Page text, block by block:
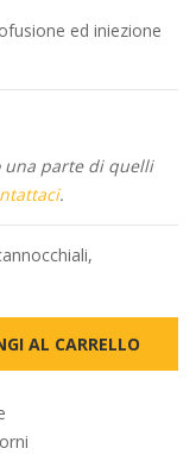
ed iniezione
una parte di quelli
.
,
AL CARRELLO